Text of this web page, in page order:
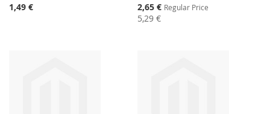
1,49 €
Special
Price
2,65 € Regular Price
5,29 €